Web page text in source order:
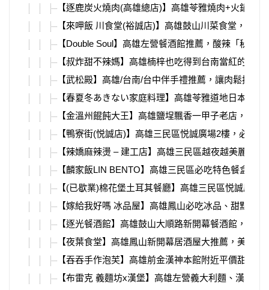
【逐鹿炭火燒肉(高雄總店)】高雄苓雅燒肉+火鍋吃
【來呷飯 川食堂(裕誠店)】高雄鼓山川菜食堂，白
【Double Soul】高雄左營餐酒館推薦，酸辣「秘方
【叔炸甜不辣媽】高雄楠梓也吃得到台南當紅的人
【武松殿】高雄/台南/台中伴手禮推薦，讓肉鬆控
【春夏冬あきない家庭料理】高雄苓雅道地日本家
【金溫州餛飩大王】高雄鹽埕飄香一甲子老店，必
【鴨寮街(悦誠店)】高雄三民區悦誠廣場2樓，必吃
【辣嬌麻辣燙 – 建工店】高雄三民區越夜越美麗，
【麟家飯LIN BENTO】高雄三民區必吃特色餐盒，
【(已歇業)棉花堡土耳其餐廳】高雄三民區悦誠廣
【嫁給我好嗎 冰品屋】高雄鳳山必吃冰品、甜點，
【逐光餐酒館】高雄鼓山大順路新開幕餐酒館，推
【夜葉食堂】高雄鳳山新開幕居酒屋大推薦，美味
【吞吞手作泡芙】高雄前金漢神本館附近平價甜點
【布雷克 義麵坊x漢堡】高雄左營義大利麵、漢堡